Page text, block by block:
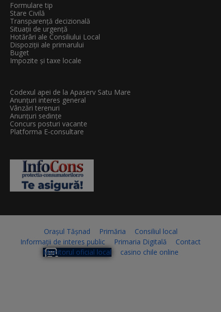
Formulare tip
Stare Civilă
Transparenţă decizională
Situații de urgență
Hotărâri ale Consiliului Local
Dispoziții ale primarului
Buget
Impozite și taxe locale
Codexul apei de la Apaserv Satu Mare
Anunțuri interes general
Vânzări terenuri
Anunțuri sedințe
Concurs posturi vacante
Platforma E-consultare
Orașul Tășnad Primăria
Consiliul local
Informații de interes public
Primaria Digitală
Contact
Monitorul oficial local
casino chile online